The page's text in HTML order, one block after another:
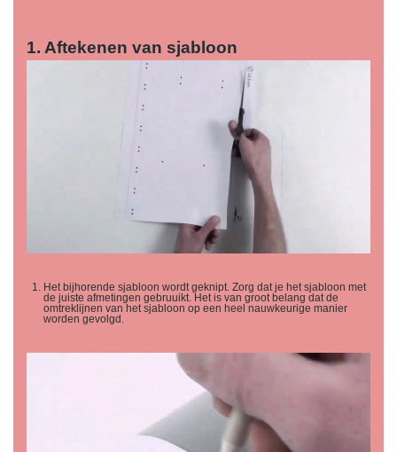
1. Aftekenen van sjabloon
Het bijhorende sjabloon wordt geknipt. Zorg dat je het sjabloon met
de juiste afmetingen gebruuikt. Het is van groot belang dat de
omtreklijnen van het sjabloon op een heel nauwkeurige manier
worden gevolgd.